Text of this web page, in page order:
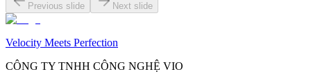
Previous slide Next slide
Velocity Meets Perfection
CÔNG TY TNHH CÔNG NGHỆ VIO